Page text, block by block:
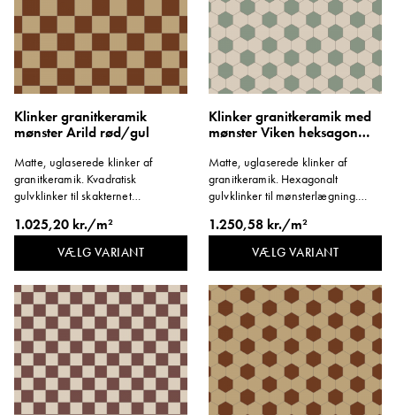
Klinker granitkeramik
mønster Arild rød/gul
Matte, uglaserede klinker af
granitkeramik. Kvadratisk
gulvklinker til skakternet
mm. Tykkelse 8 mm.
1.025,20 kr./m²
VÆLG VARIANT
Klinker granitkeramik med
mønster Viken heksagon
Matte, uglaserede klinker af
granitkeramik. Hexagonalt
gulvklinker til mønsterlægning.
1.250,58 kr./m²
VÆLG VARIANT